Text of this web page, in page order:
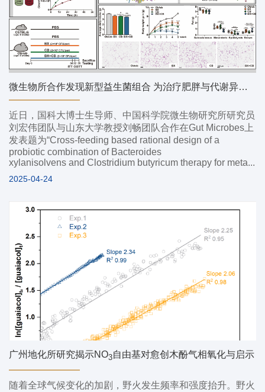
微生物所合作发现新型益生菌组合 为治疗肥胖与代谢异常提供新路径
近日，国科大博士生导师、中国科学院微生物研究所研究员
刘宏伟团队与山东大学教授刘畅团队合作在Gut Microbes上
发表题为“Cross-feeding based rational design of a
probiotic combination of Bacteroides
xylanisolvens and Clostridium butyricum therapy for meta...
2025-04-24
广州地化所研究揭示NO3自由基对愈创木酚气相氧化与启示
随着全球气候变化的加剧，野火发生频率和强度抬升。野火